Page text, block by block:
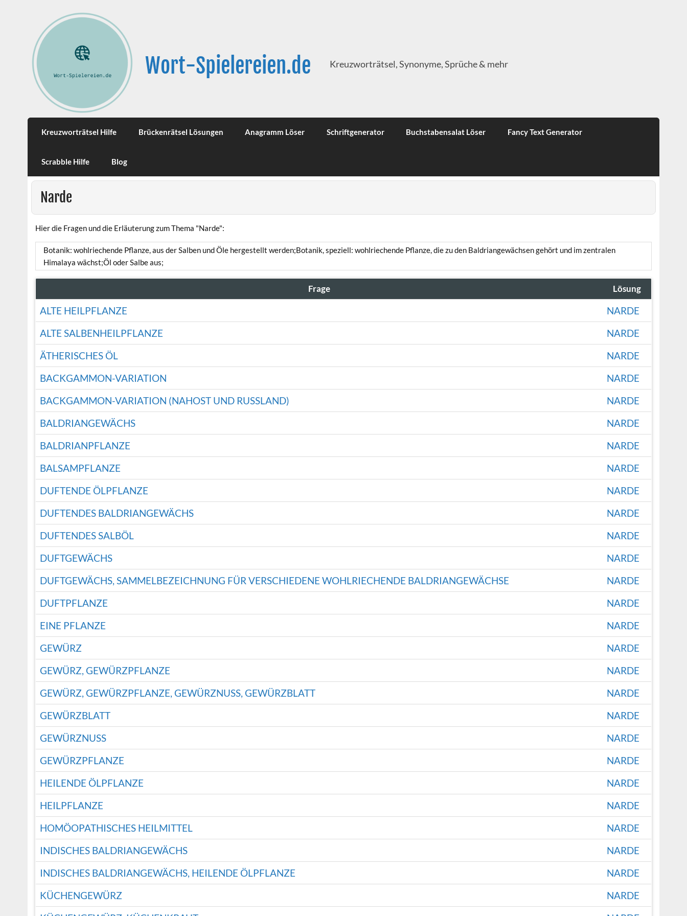
Wort-Spielereien.de Kreuzworträtsel, Synonyme, Sprüche & mehr
Kreuzworträtsel Hilfe Brückenrätsel Lösungen Anagramm Löser Schriftgenerator Buchstabensalat Löser Fancy Text Generator
Scrabble Hilfe Blog
Narde
Hier die Fragen und die Erläuterung zum Thema "Narde":
Botanik: wohlriechende Pflanze, aus der Salben und Öle hergestellt werden;Botanik, speziell: wohlriechende Pflanze, die zu den Baldriangewächsen gehört und im zentralen
Himalaya wächst;Öl oder Salbe aus;
Frage Lösung
ALTE HEILPFLANZE
NARDE
ALTE SALBENHEILPFLANZE
NARDE
ÄTHERISCHES ÖL
NARDE
BACKGAMMON-VARIATION
NARDE
BACKGAMMON-VARIATION (NAHOST UND RUSSLAND)
NARDE
BALDRIANGEWÄCHS
NARDE
BALDRIANPFLANZE
NARDE
BALSAMPFLANZE
NARDE
DUFTENDE ÖLPFLANZE
NARDE
DUFTENDES BALDRIANGEWÄCHS
NARDE
DUFTENDES SALBÖL
NARDE
DUFTGEWÄCHS
NARDE
DUFTGEWÄCHS, SAMMELBEZEICHNUNG FÜR VERSCHIEDENE WOHLRIECHENDE BALDRIANGEWÄCHSE
NARDE
DUFTPFLANZE
NARDE
EINE PFLANZE
NARDE
GEWÜRZ
NARDE
GEWÜRZ, GEWÜRZPFLANZE
NARDE
GEWÜRZ, GEWÜRZPFLANZE, GEWÜRZNUSS, GEWÜRZBLATT
NARDE
GEWÜRZBLATT
NARDE
GEWÜRZNUSS
NARDE
GEWÜRZPFLANZE
NARDE
HEILENDE ÖLPFLANZE
NARDE
HEILPFLANZE
NARDE
HOMÖOPATHISCHES HEILMITTEL
NARDE
INDISCHES BALDRIANGEWÄCHS
NARDE
INDISCHES BALDRIANGEWÄCHS, HEILENDE ÖLPFLANZE
NARDE
KÜCHENGEWÜRZ
NARDE